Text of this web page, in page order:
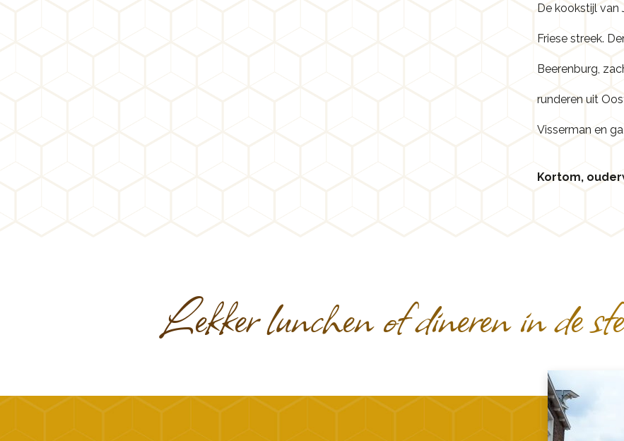
De kookstijl van
Friese streek.
Beerenburg,
runderen uit
Visserman en
Kortom,
Lekker lunchen of dineren in de